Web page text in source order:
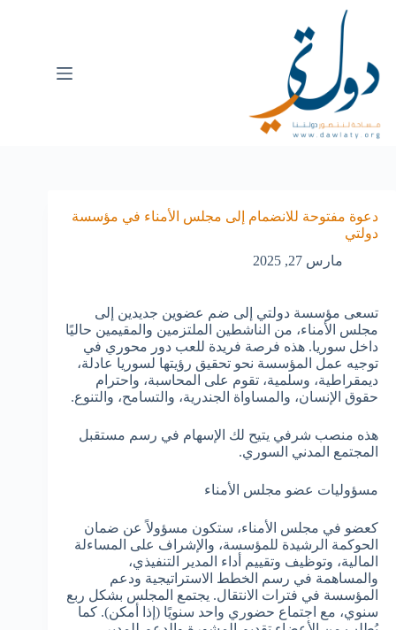
دعوة مفتوحة للانضمام إلى مجلس الأمناء في مؤسسة
دولتي
مارس 27, 2025
تسعى مؤسسة دولتي إلى ضم عضوين جديدين إلى
مجلس الأمناء، من الناشطين الملتزمين والمقيمين حاليًا
داخل سوريا. هذه فرصة فريدة للعب دور محوري في
توجيه عمل المؤسسة نحو تحقيق رؤيتها لسوريا عادلة،
ديمقراطية، وسلمية، تقوم على المحاسبة، واحترام
حقوق الإنسان، والمساواة الجندرية، والتسامح، والتنوع.
هذه منصب شرفي يتيح لك الإسهام في رسم مستقبل
المجتمع المدني السوري.
مسؤوليات عضو مجلس الأمناء
كعضو في مجلس الأمناء، ستكون مسؤولاً عن ضمان
الحوكمة الرشيدة للمؤسسة، والإشراف على المساءلة
المالية، وتوظيف وتقييم أداء المدير التنفيذي،
والمساهمة في رسم الخطط الاستراتيجية ودعم
المؤسسة في فترات الانتقال. يجتمع المجلس بشكل ربع
سنوي، مع اجتماع حضوري واحد سنويًا (إذا أمكن). كما